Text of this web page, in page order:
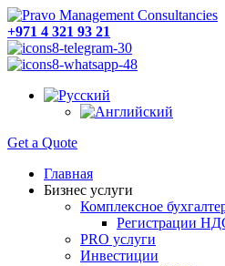
+971 4 321 93 21
Get a Quote
Главная
Бизнес услуги
Комплексное
Регистрации
PRO услуги
Инвестиции